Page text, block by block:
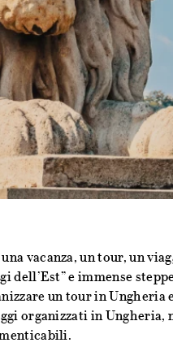
una vacanza, un tour, un
dell’Est” e immense
un tour in Ungheria
organizzati in Ungheria,